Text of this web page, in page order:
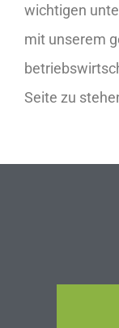
wichtigen
mit unserem
Seite zu